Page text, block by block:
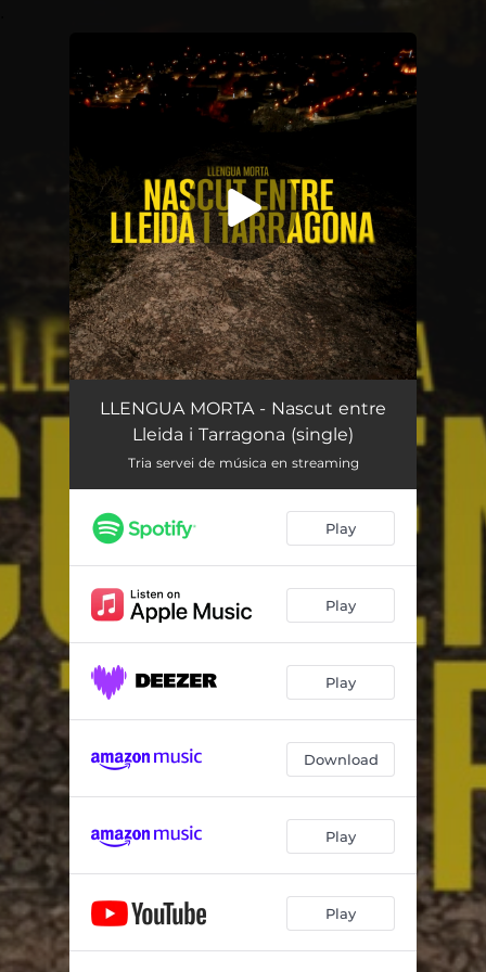
You're all set!
Nascut entre Lleida i Tarragona 03:27
LLENGUA MORTA - Nascut entre
Lleida i Tarragona (single)
Tria servei de música en streaming
Play
Play
Play
Download
Play
Play